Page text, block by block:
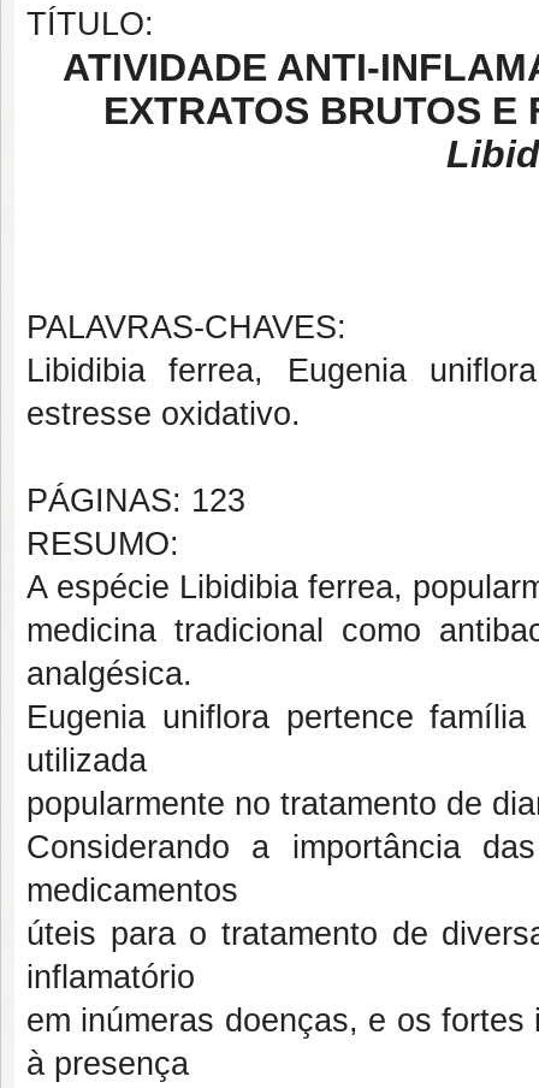
TÍTULO:
ATIVIDADE ANTI-
EXTRATOS BRUTOS
PALAVRAS-CHAVES:
Libidibia ferrea, Eugenia
estresse oxidativo.
PÁGINAS: 123
RESUMO:
A espécie Libidibia ferrea,
medicina tradicional como
analgésica.
Eugenia uniflora pertence
utilizada
popularmente no tratamento de
Considerando a importância
medicamentos
úteis para o tratamento de
inflamatório
em inúmeras doenças, e os
à presença